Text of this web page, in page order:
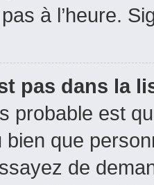
à l’heure.
pas dans la
probable est
que
de